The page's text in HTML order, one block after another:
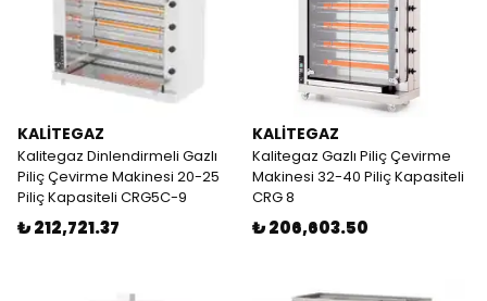
KALİTEGAZ
Kalitegaz Dinlendirmeli Gazlı
Piliç Çevirme Makinesi 20-25
Piliç Kapasiteli CRG5C-9
₺ 212,721.37
KALİTEGAZ
Kalitegaz Gazlı Piliç Çevirme
Makinesi 32-40 Piliç Kapasiteli
CRG 8
₺ 206,603.50